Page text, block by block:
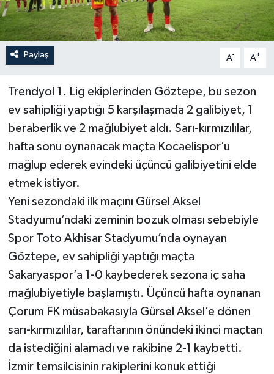
Paylaş A- A+
Trendyol 1. Lig ekiplerinden Göztepe, bu sezon
ev sahipliği yaptığı 5 karşılaşmada 2 galibiyet, 1
beraberlik ve 2 mağlubiyet aldı. Sarı-kırmızılılar,
hafta sonu oynanacak maçta Kocaelispor’u
mağlup ederek evindeki üçüncü galibiyetini elde
etmek istiyor.
Yeni sezondaki ilk maçını Gürsel Aksel
Stadyumu’ndaki zeminin bozuk olması sebebiyle
Spor Toto Akhisar Stadyumu’nda oynayan
Göztepe, ev sahipliği yaptığı maçta
Sakaryaspor’a 1-0 kaybederek sezona iç saha
mağlubiyetiyle başlamıştı. Üçüncü hafta oynanan
Çorum FK müsabakasıyla Gürsel Aksel’e dönen
sarı-kırmızılılar, taraftarının önündeki ikinci maçtan
da istediğini alamadı ve rakibine 2-1 kaybetti.
İzmir temsilcisinin rakiplerini konuk ettiği